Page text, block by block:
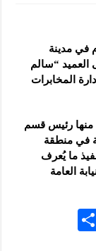
في مدينة
العميد “سالم
المخابرات
منها رئيس قسم
في منطقة
ما يُعرف
العامة
E